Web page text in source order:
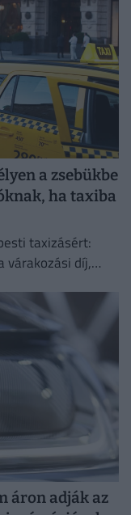
a zsebükbe
ha taxiba
taxizásért:
várakozási díj,
áron adják az